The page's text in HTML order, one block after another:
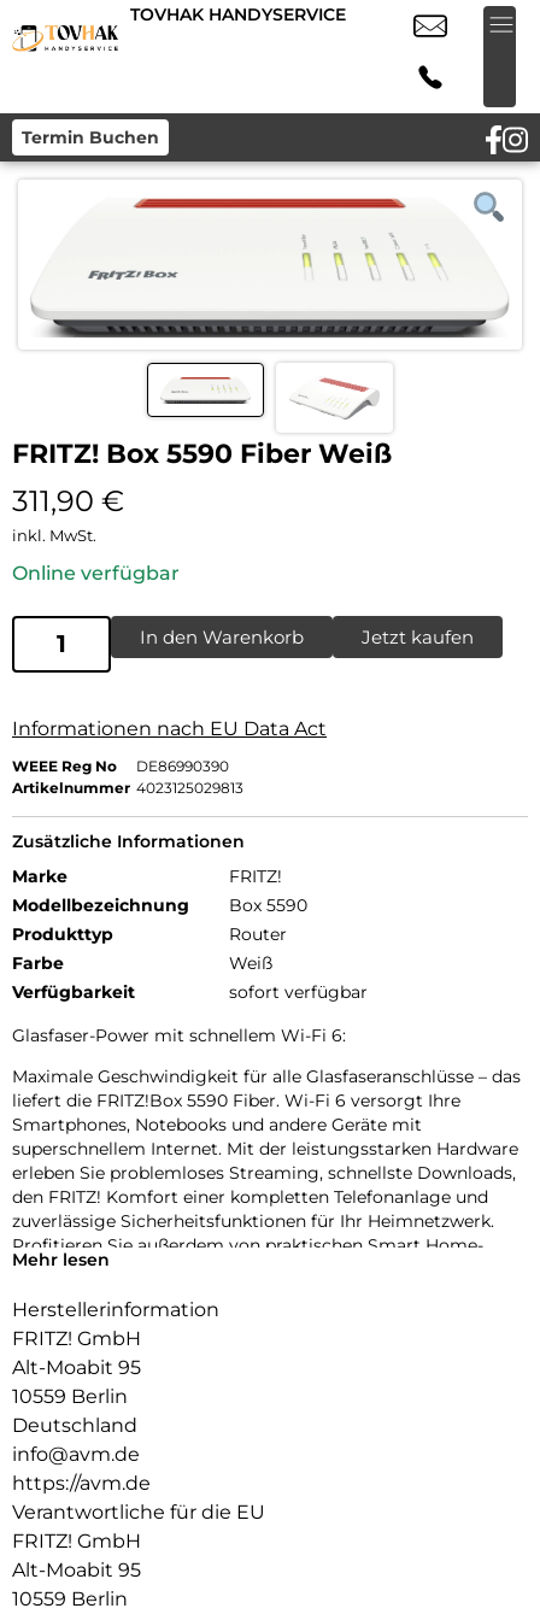
TOVHAK HANDYSERVICE
Termin Buchen
FRITZ! Box 5590 Fiber Weiß
311,90 €
inkl. MwSt.
Online verfügbar
In den Warenkorb Jetzt kaufen
Informationen nach EU Data Act
WEEE Reg No
DE86990390
Artikelnummer 4023125029813
Zusätzliche Informationen
Marke
FRITZ!
Modellbezeichnung
Box 5590
Produkttyp
Router
Farbe
Weiß
Verfügbarkeit
sofort verfügbar
Glasfaser-Power mit schnellem Wi-Fi 6:
Maximale Geschwindigkeit für alle Glasfaseranschlüsse – das
liefert die FRITZ!Box 5590 Fiber. Wi-Fi 6 versorgt Ihre
Smartphones, Notebooks und andere Geräte mit
superschnellem Internet. Mit der leistungsstarken Hardware
erleben Sie problemloses Streaming, schnellste Downloads,
den FRITZ! Komfort einer kompletten Telefonanlage und
zuverlässige Sicherheitsfunktionen für Ihr Heimnetzwerk.
Profitieren Sie außerdem von praktischen Smart Home-
Funktionen und den kostenlosen FRITZ!Apps .
Highspeed Wi-Fi 6 für Ihr Heimnetzwerk:
Die FRITZ!Box 5590 Fiber ist ein echter WLAN-Sprinter: Mit
dem neuen Wi-Fi 6- Standard erreicht sie Geschwindigkeiten
von bis zu 2.400 Mbit/s (5 GHz) und 1.200 Mbit/s (2,4 GHz). Die
4 x 4-Antennenkonfiguration ermöglicht
Hochgeschwindigkeits-WLAN , auch wenn mehrere Geräte
gleichzeitig aktiv sind.
Darüber hinaus unterstützt die FRITZ!Box 5590 Fiber
etablierte Standards wie WLAN 5 und 4 und sorgt so für
volle Kompatibilität mit allen Geräten.
Mesh-WLAN mit FRITZ:
Mehr lesen
Herstellerinformation
FRITZ! GmbH
Alt-Moabit 95
10559 Berlin
Deutschland
info@avm.de
https://avm.de
Verantwortliche für die EU
FRITZ! GmbH
Alt-Moabit 95
10559 Berlin